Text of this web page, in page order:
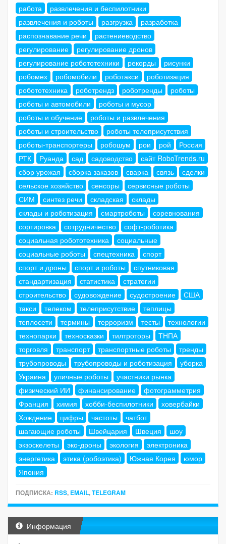
работа
развлечения и беспилотники
развлечения и роботы
разгрузка
разработка
распознавание речи
растениеводство
регулирование
регулирование дронов
регулирование робототехники
рекорды
рисунки
робомех
робомобили роботакси
роботизация
робототехника
роботрендз роботренды
роботы
роботы и автомобили
роботы и мусор
роботы и обучение
роботы и развлечения
роботы и строительство
роботы телеприсутствия
роботы-транспортеры
робошум рои рой
Россия
РТК
Руанда сад садоводство
сайт RoboTrends.ru
сбор урожая
сборка заказов сварка связь
сделки
сельское хозяйство
сенсоры
сервисные роботы
СИМ
синтез речи складская
склады
склады и роботизация
смартроботы
соревнования
сортировка
сотрудничество
софт-роботика
социальная робототехника
социальные
социальные роботы
спецтехника
спорт
спорт и дроны
спорт и роботы
спутниковая
стандартизация
статистика
стратегии
строительство
судовождение судостроение
США
такси
телеком телеприсутствие
теплицы
теплосети
термины терроризм тесты
технологии
технопарки
техносказки тилтроторы
ТНПА
торговля
транспорт транспортные роботы
тренды
трубопроводы
трубопроводы и роботизация
уборка
Украина
уличные роботы
участники рынка
физический ИИ
финансирование
фотограмметрия
Франция
химия хобби-беспилотники
ховербайки
Хождение
цифры частоты
чатбот
шагающие роботы
Швейцария Швеция
шоу
экзоскелеты
эко-дроны экология
электроника
энергетика
этика (робоэтика) Южная Корея
юмор
Япония
ПОДПИСКА: RSS, EMAIL,TELEGRAM
Информация